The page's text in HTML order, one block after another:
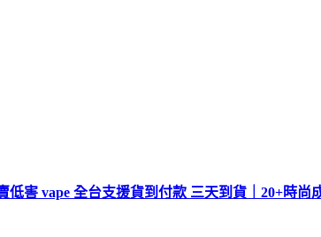
害 vape 全台支援貨到付款 三天到貨｜20+時尚